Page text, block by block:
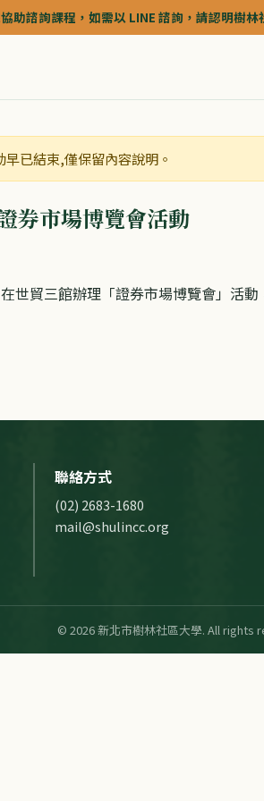
詢課程，如需以 LINE 諮詢，請認明樹林
已結束,僅保留內容說明。
券市場博覽會活動
世貿三館辦理「證券市場博覽會」活
聯絡方式
(02) 2683-1680
mail@shulincc.org
© 2026 新北市樹林社區大學. All rights